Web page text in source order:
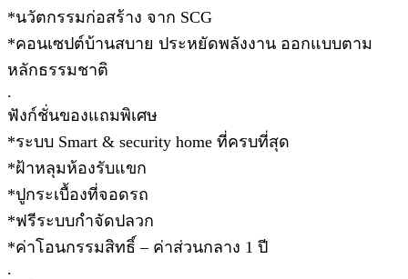
*นวัตกรรมก่อสร้าง จาก SCG
*คอนเซปต์บ้านสบาย ประหยัดพลังงาน ออกแบบตาม
หลักธรรมชาติ
.
ฟังก์ชั่นของแถมพิเศษ
*ระบบ Smart & security home ที่ครบที่สุด
*ฝ้าหลุมห้องรับแขก
*ปูกระเบื้องที่จอดรถ
*ฟรีระบบกำจัดปลวก
*ค่าโอนกรรมสิทธิ์ – ค่าส่วนกลาง 1 ปี
.